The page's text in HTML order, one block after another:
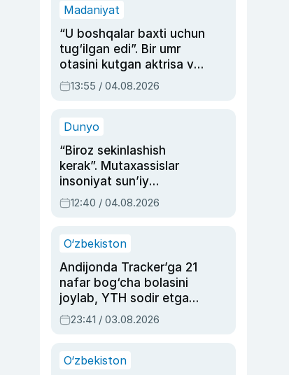
Madaniyat
“U boshqalar baxti uchun
tug‘ilgan edi”. Bir umr
otasini kutgan aktrisa va
dublyaj ustasi Rimma
Ahmedovaning
13:55 / 04.08.2026
Dunyo
“Biroz sekinlashish
kerak”. Mutaxassislar
insoniyat sun’iy
intellektni boshqara
olmay qolishidan xavotir
12:40 / 04.08.2026
O‘zbekiston
Andijonda Tracker’ga 21
nafar bog‘cha bolasini
joylab, YTH sodir etgan
ayolga sud hukmi o‘qildi
23:41 / 03.08.2026
O‘zbekiston